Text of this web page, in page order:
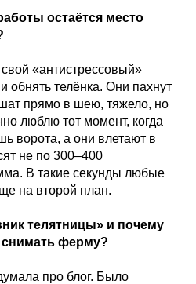
остаётся место
«антистрессовый»
обнять телёнка. Они пахнут
прямо в шею, тяжело, но
люблю тот момент, когда
ворота, а они влетают в
не по 300–400
В такие секунды любые
на второй план.
телятницы» и почему
ферму?
про блог. Было